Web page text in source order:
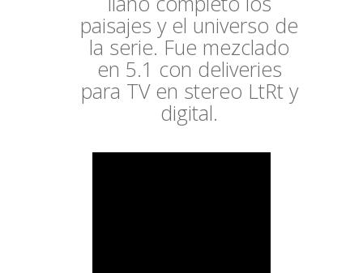
paisajes y el universo de
la serie. Fue mezclado
en 5.1 con deliveries
para TV en stereo LtRt y
digital.